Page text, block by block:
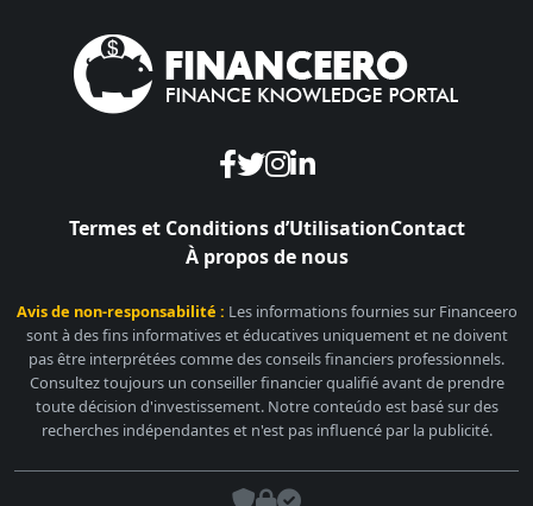
Termes et Conditions d’UtilisationContact
À propos de nous
Avis de non-responsabilité : Les informations fournies sur Financeero
sont à des fins informatives et éducatives uniquement et ne doivent
pas être interprétées comme des conseils financiers professionnels.
Consultez toujours un conseiller financier qualifié avant de prendre
toute décision d'investissement. Notre conteúdo est basé sur des
recherches indépendantes et n'est pas influencé par la publicité.